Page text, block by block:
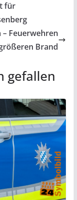
für
Feuerwehren
Brand
gefallen